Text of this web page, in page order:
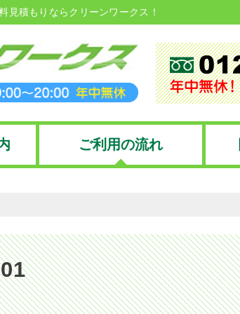
見積もりならクリーンワークス！
ご利用の流れ